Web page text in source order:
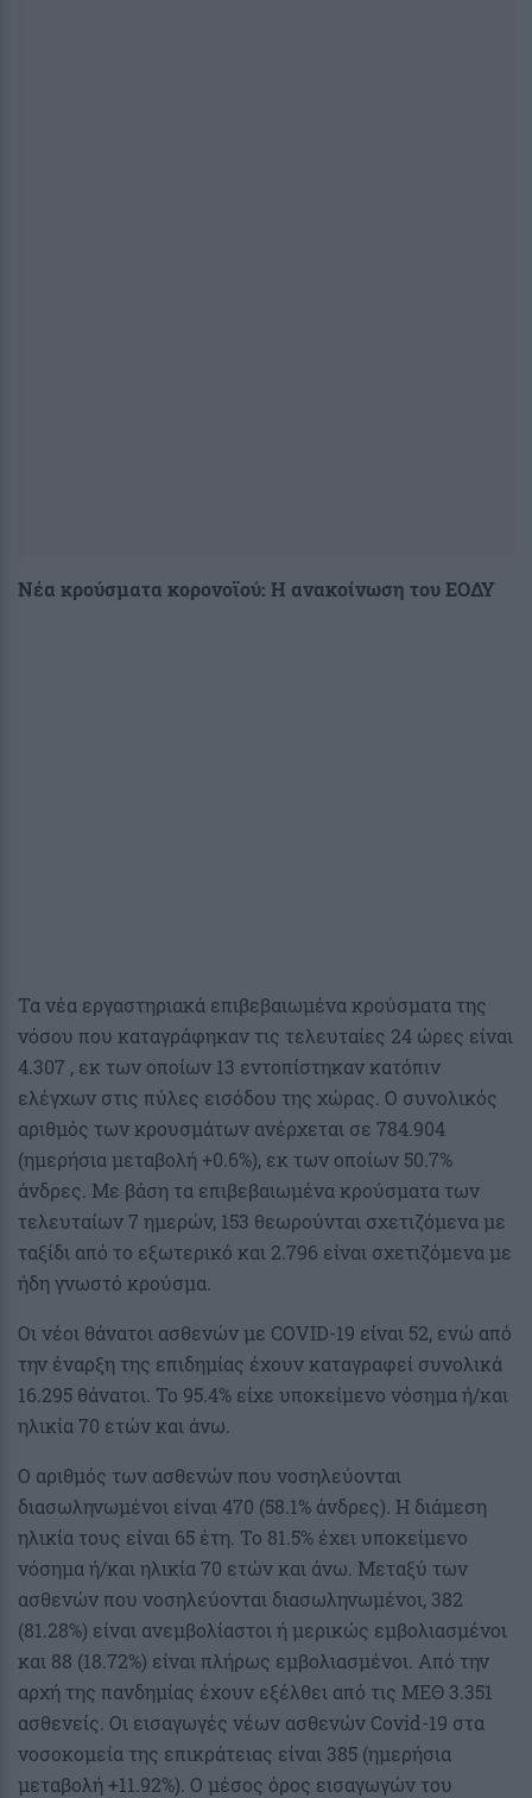
Νέα κρούσματα κορονοϊού: Η ανακοίνωση του ΕΟΔΥ
Τα νέα εργαστηριακά επιβεβαιωμένα κρούσματα της
νόσου που καταγράφηκαν τις τελευταίες 24 ώρες είναι
4.307 , εκ των οποίων 13 εντοπίστηκαν κατόπιν
ελέγχων στις πύλες εισόδου της χώρας. Ο συνολικός
αριθμός των κρουσμάτων ανέρχεται σε 784.904
(ημερήσια μεταβολή +0.6%), εκ των οποίων 50.7%
άνδρες. Με βάση τα επιβεβαιωμένα κρούσματα των
τελευταίων 7 ημερών, 153 θεωρούνται σχετιζόμενα με
ταξίδι από το εξωτερικό και 2.796 είναι σχετιζόμενα με
ήδη γνωστό κρούσμα.
Οι νέοι θάνατοι ασθενών με COVID-19 είναι 52, ενώ από
την έναρξη της επιδημίας έχουν καταγραφεί συνολικά
16.295 θάνατοι. Το 95.4% είχε υποκείμενο νόσημα ή/και
ηλικία 70 ετών και άνω.
Ο αριθμός των ασθενών που νοσηλεύονται
διασωληνωμένοι είναι 470 (58.1% άνδρες). Η διάμεση
ηλικία τους είναι 65 έτη. To 81.5% έχει υποκείμενο
νόσημα ή/και ηλικία 70 ετών και άνω. Μεταξύ των
ασθενών που νοσηλεύονται διασωληνωμένοι, 382
(81.28%) είναι ανεμβολίαστοι ή μερικώς εμβολιασμένοι
και 88 (18.72%) είναι πλήρως εμβολιασμένοι. Από την
αρχή της πανδημίας έχουν εξέλθει από τις ΜΕΘ 3.351
ασθενείς. Οι εισαγωγές νέων ασθενών Covid-19 στα
νοσοκομεία της επικράτειας είναι 385 (ημερήσια
μεταβολή +11.92%). Ο μέσος όρος εισαγωγών του